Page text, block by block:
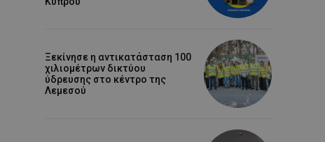
Ξεκίνησε η αντικατάσταση 100
χιλιομέτρων δικτύου
ύδρευσης στο κέντρο της
Λεμεσού